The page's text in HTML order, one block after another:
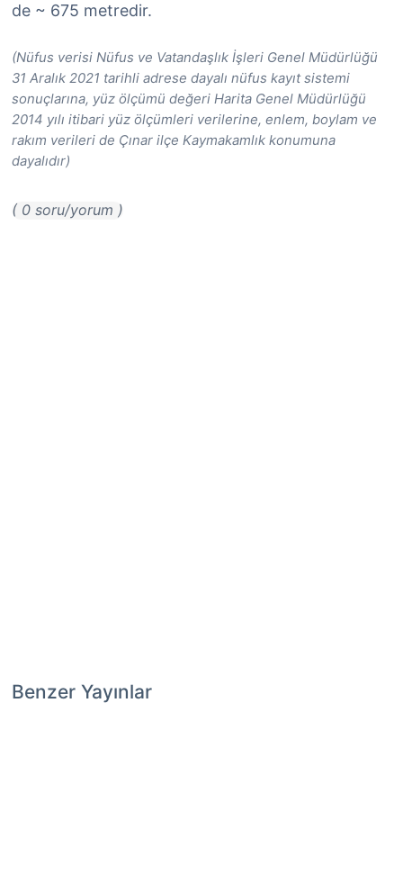
de ~ 675 metredir.
(Nüfus verisi Nüfus ve Vatandaşlık İşleri Genel Müdürlüğü
31 Aralık 2021 tarihli adrese dayalı nüfus kayıt sistemi
sonuçlarına, yüz ölçümü değeri Harita Genel Müdürlüğü
2014 yılı itibari yüz ölçümleri verilerine, enlem, boylam ve
rakım verileri de Çınar ilçe Kaymakamlık konumuna
dayalıdır)
( 0 soru/yorum )
Benzer Yayınlar